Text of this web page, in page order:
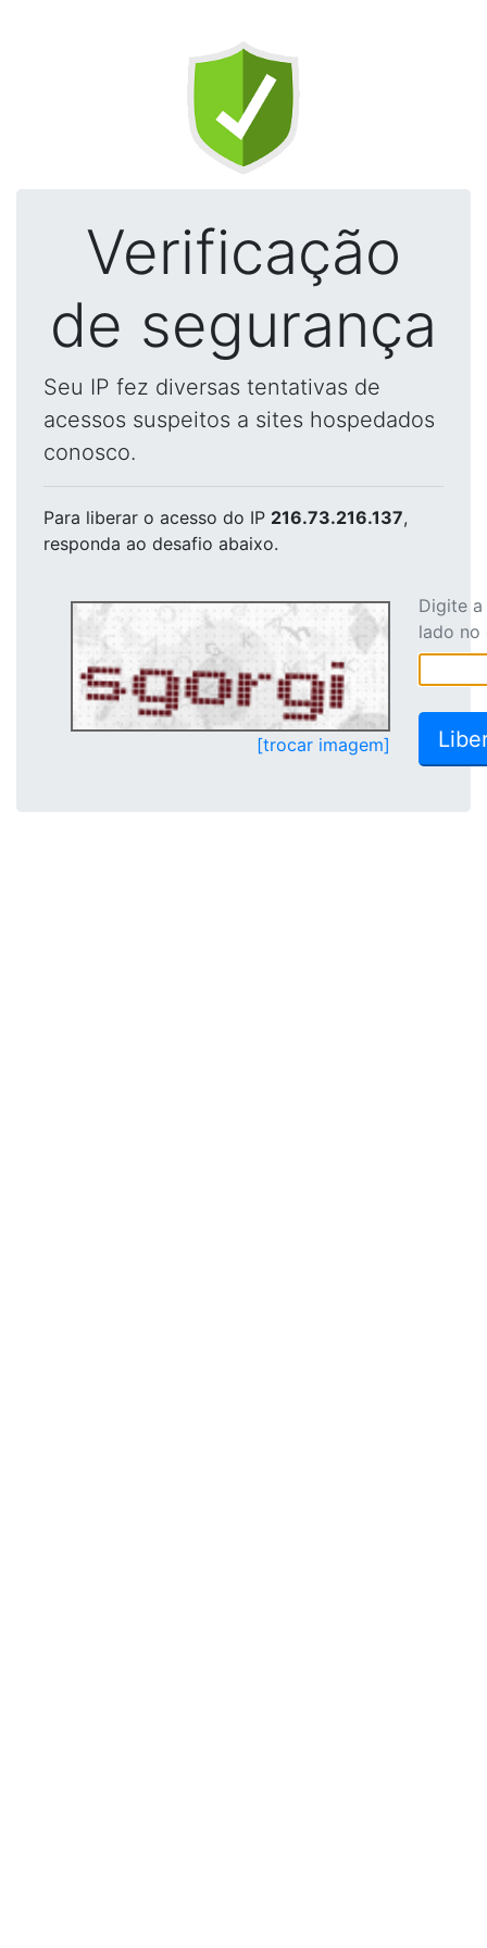
Verificação
de segurança
Seu IP fez diversas tentativas de
acessos suspeitos a sites hospedados
conosco.
Para liberar o acesso do IP 216.73.216.137,
responda ao desafio abaixo.
[trocar imagem]
Digite
lado no